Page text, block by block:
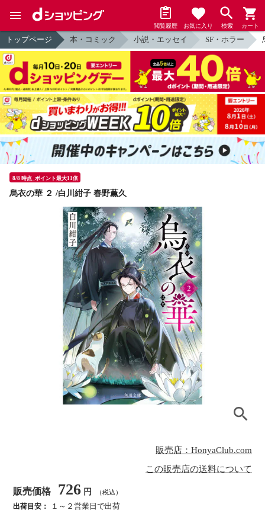
閲覧履歴 お気に入り 検索 カート
トップページ 本・コミック 小説・エッセイ SF・ホラー
8/8 時点_ポイント最大11倍
烏衣の華 ２ /白川紺子 春野薫久
販売店：HonyaClub.com
この販売店の送料について
販売価格 726 円 （税込）
出荷目安：
１～２営業日で出荷